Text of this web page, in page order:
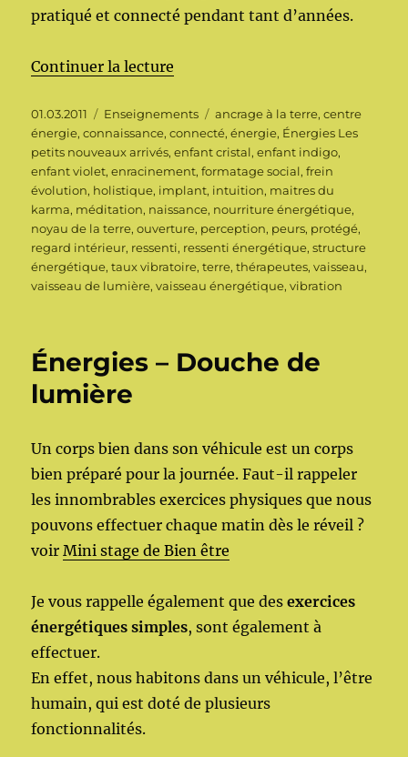
pratiqué et connecté pendant tant d’années.
Continuer la lecture
Publié
le
01.03.2011 Catégories
Enseignements Étiquettes
ancrage à la terre,centre
énergie,connaissance,connecté,énergie, Énergies Les
petits nouveaux arrivés,enfant cristal,enfant indigo,
enfant violet,enracinement,formatage social,frein
évolution, holistique, implant, intuition, maitres du
karma, méditation, naissance, nourriture énergétique,
noyau de la terre,ouverture, perception, peurs, protégé,
regard intérieur, ressenti, ressenti énergétique,structure
énergétique,taux vibratoire,terre,thérapeutes,vaisseau,
vaisseau de lumière,vaisseau énergétique,vibration
Énergies – Douche de
lumière
Un corps bien dans son véhicule est un corps
bien préparé pour la journée. Faut-il rappeler
les innombrables exercices physiques que nous
pouvons effectuer chaque matin dès le réveil ?
voirMini stage de Bien être
Je vous rappelle également que desexercices
énergétiques simples, sont également à
effectuer.
En effet, nous habitons dans un véhicule, l’être
humain, qui est doté de plusieurs
fonctionnalités.